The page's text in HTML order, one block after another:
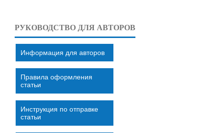
РУКОВОДСТВО ДЛЯ АВТОРОВ
Информация для авторов
Правила оформления
статьи
Инструкция по отправке
статьи